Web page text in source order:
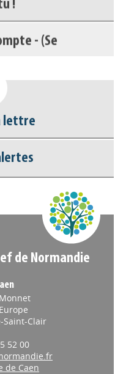
- (Se
lettre
de Normandie
Saint-Clair
52 00
de Caen